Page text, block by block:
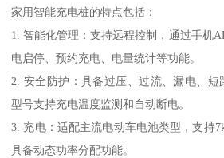
家用智能充电桩的特点包括：
1. 智能化管理：支持远程控制，通过手机
电启停、预约充电、电量统计等功能。
2. 安全防护：具备过压、过流、漏电、短
型号支持充电温度监测和自动断电。
3. 充电：适配主流电动车电池类型，支持
具备动态功率分配功能。